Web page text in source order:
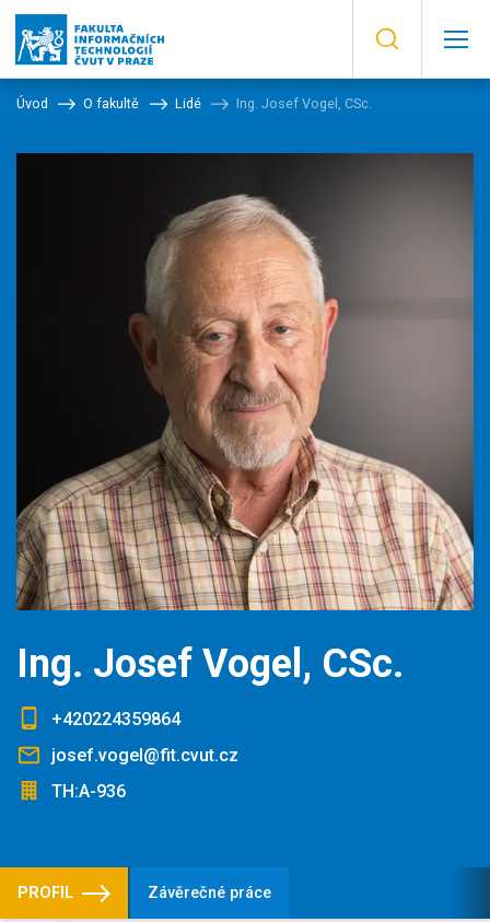
Úvod O fakultě Lidé Ing. Josef Vogel, CSc.
Ing. Josef Vogel, CSc.
+420224359864
josef.vogel@fit.cvut.cz
TH:A-936
PROFIL Závěrečné práce